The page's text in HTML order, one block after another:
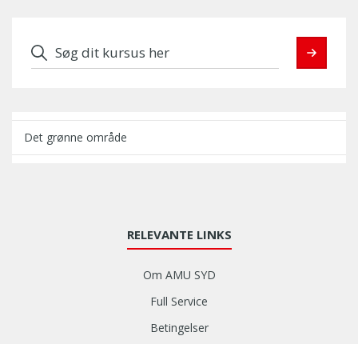
dette
Det grønne område
RELEVANTE LINKS
Om AMU SYD
Full Service
Betingelser